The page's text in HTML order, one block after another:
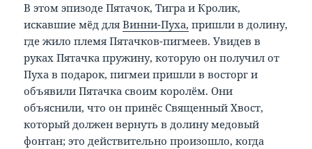
В этом эпизоде Пятачок, Тигра и Кролик,
искавшие мёд дляВинни-Пуха, пришли в долину,
где жило племя Пятачков-пигмеев. Увидев в
руках Пятачка пружину, которую он получил от
Пуха в подарок, пигмеи пришли в восторг и
объявили Пятачка своим королём. Они
объяснили, что он принёс Священный Хвост,
который должен вернуть в долину медовый
фонтан; это действительно произошло, когда